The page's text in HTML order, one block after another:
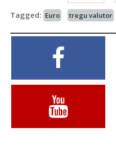
Tagged: Euro tregu valutor